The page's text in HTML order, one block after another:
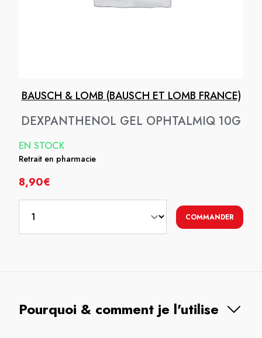
BAUSCH & LOMB (BAUSCH ET LOMB FRANCE)
DEXPANTHENOL GEL OPHTALMIQ 10G
EN STOCK
Retrait en pharmacie
8,90€
COMMANDER
Pourquoi & comment je l'utilise